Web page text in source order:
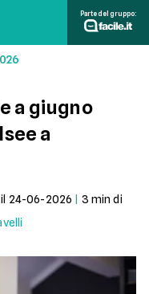
Parte del gruppo:
a giugno
a
24-06-2026 3 min di